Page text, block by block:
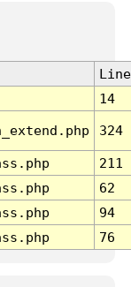
Line
14
324
211
62
94
76